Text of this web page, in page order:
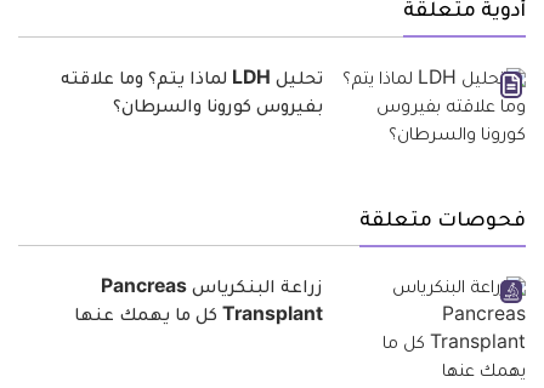
أدوية متعلقة
تحليل LDH لماذا يتم؟ وما علاقته
بفيروس كورونا والسرطان؟
فحوصات متعلقة
زراعة البنكرياس Pancreas
Transplant كل ما يهمك عنها